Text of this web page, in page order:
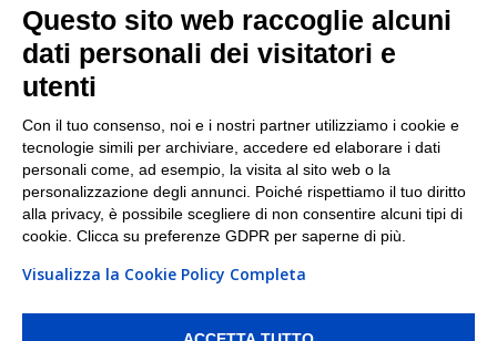
Facebook
Linkedin
I nostri punti di ritiro e spedizione pacchi nelle
maggiori città italiane
Torino|Milano|Roma|Bologna|Firenze| Genova
Napoli|Varese
PI/CF/N°Iscr.: 10821360012 | REA: RM 1494760 | Cap.Soc.: 50.000€ |
Whistleblowing|Privacy |Preferenze Cookies
Questo sito web raccoglie alcuni
dati personali dei visitatori e
utenti
Con il tuo consenso, noi e i nostri partner utilizziamo i cookie e
tecnologie simili per archiviare, accedere ed elaborare i dati
personali come, ad esempio, la visita al sito web o la
personalizzazione degli annunci. Poiché rispettiamo il tuo diritto
alla privacy, è possibile scegliere di non consentire alcuni tipi di
cookie. Clicca su preferenze GDPR per saperne di più.
Visualizza la Cookie Policy Completa